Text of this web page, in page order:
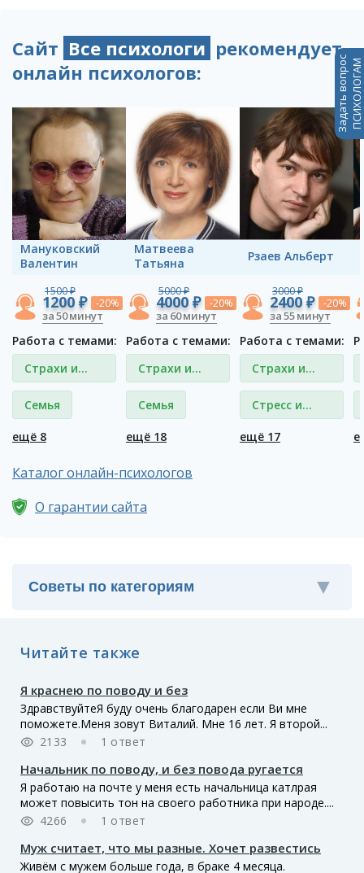
Сайт Все психологи рекомендует
онлайн психологов:
Мануковский
Валентин
1500 ₽
1200 ₽ -20%
за 50 минут
Работа с темами:
Страхи и
фобии
Семья
ещё 8
Матвеева
Татьяна
5000 ₽
4000 ₽ -20%
за 60 минут
Работа с темами:
Страхи и
фобии
Семья
ещё 18
Рзаев Альберт
3000 ₽
2400 ₽ -20%
за 55 минут
Работа с темами:
Страхи и
фобии
Стресс и
депрессия
ещё 17
Каталог онлайн-психологов
О гарантии сайта
Читайте также
Я краснею по поводу и без
ЗдравствуйтеЯ буду очень благодарен если Ви мне
поможете.Меня зовут Виталий. Мне 16 лет. Я второй...
2133
1 ответ
Начальник по поводу, и без повода ругается
Я работаю на почте у меня есть начальница катлрая
может повысить тон на своего работника при народе....
4266
1 ответ
Муж считает, что мы разные. Хочет развестись
Живём с мужем больше года, в браке 4 месяца.
Задать вопросПСИХОЛОГАМ